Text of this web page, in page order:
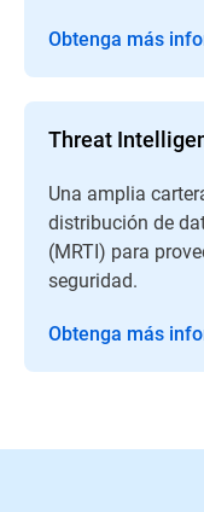
Obtenga más
Threat
Una amplia
distribución de
(MRTI) para
seguridad.
Obtenga más